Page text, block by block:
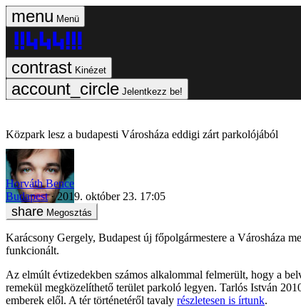
Menü
Kinézet
Jelentkezz be!
Közpark lesz a budapesti Városháza eddigi zárt parkolójából
Horváth Bence
Budapest
2019. október 23. 17:05
Megosztás
Karácsony Gergely, Budapest új főpolgármestere a Városháza
funkcionált.
Az elmúlt évtizedekben számos alkalommal felmerült, hogy a
remekül megközelíthető terület parkoló legyen. Tarlós István
emberek elől. A tér történetéről tavaly részletesen is írtunk.